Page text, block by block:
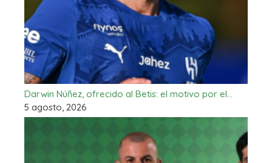
Darwin Núñez, ofrecido al Betis: el motivo por el…
5 agosto, 2026